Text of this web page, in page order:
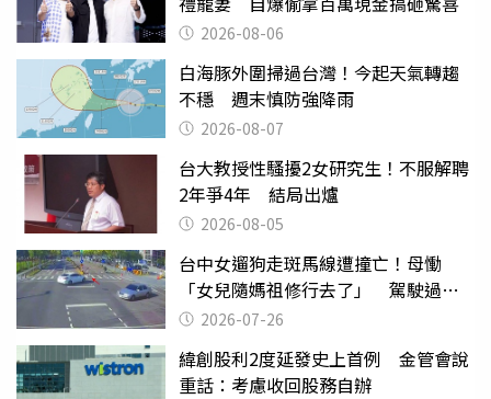
2026-08-06
白海豚外圍掃過台灣！今起天氣轉趨
不穩 週末慎防強降雨
2026-08-07
台大教授性騷擾2女研究生！不服解聘
2年爭4年 結局出爐
2026-08-05
台中女遛狗走斑馬線遭撞亡！母慟
「女兒隨媽祖修行去了」 駕駛過失
致死判9月
2026-07-26
緯創股利2度延發史上首例 金管會說
重話：考慮收回股務自辦